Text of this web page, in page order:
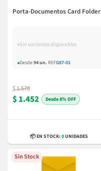
Porta-Documentos Card Folder
Sin variantes disponibles
Desde94 un. REFG87-01
$ 1.578
$ 1.452 8% OFF
📦 EN STOCK:0UNIDADES
Sin Stock